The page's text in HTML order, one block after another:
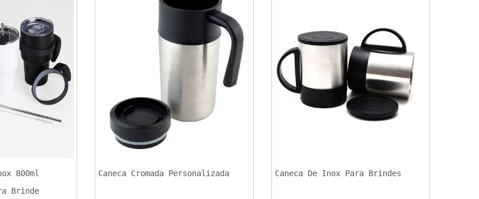
800ml
Brinde
Caneca Cromada Personalizada Caneca De Inox Para Brindes